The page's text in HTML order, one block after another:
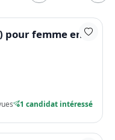
pour femme en
1 candidat intéressé